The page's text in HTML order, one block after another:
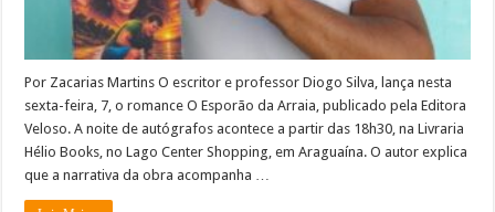
Por Zacarias Martins O escritor e professor Diogo Silva, lança nesta
sexta-feira, 7, o romance O Esporão da Arraia, publicado pela Editora
Veloso. A noite de autógrafos acontece a partir das 18h30, na Livraria
Hélio Books, no Lago Center Shopping, em Araguaína. O autor explica
que a narrativa da obra acompanha …